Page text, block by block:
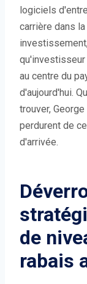
logiciels
carrière dans
qu'investisseur
au centre du
d'aujourd'hui.
trouver,
perdurent de
d'arrivée.
de
rabais